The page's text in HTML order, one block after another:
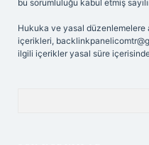
bu sorumluluğu kabul etmiş
Hukuka ve yasal düzenlemelere
içerikleri,
ilgili içerikler yasal süre